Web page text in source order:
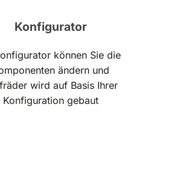
Konfigurator
können Sie die
ändern und
wird auf Basis Ihrer
Konfiguration gebaut